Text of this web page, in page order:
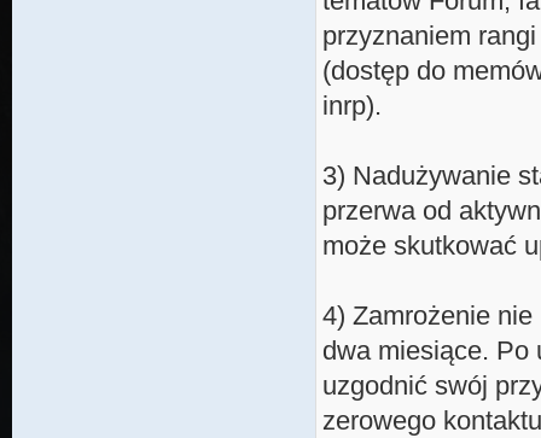
przyznaniem
(dostęp do
inrp).
3) Nadużywanie
przerwa od
może skutkować
4) Zamrożenie
dwa miesiące. Po
uzgodnić swój
zerowego